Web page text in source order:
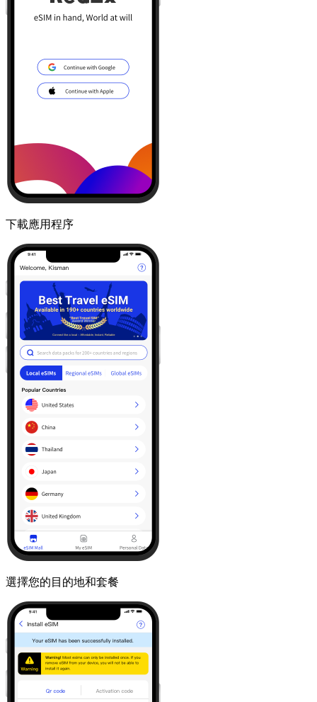
下載應用程序
選擇您的目的地和套餐